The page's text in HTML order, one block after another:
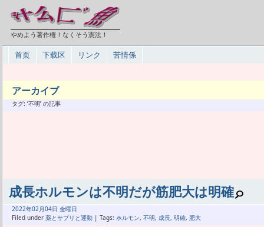
やめよう著作権！なくそう憲法！
首页 下载区 リンク 苦情係
アーカイブ
タグ: ‘不明’ の記事
成長ホルモンは不明だが筋肥大は明確
2022年02月04日 金曜日
Filed under 薬とサプリと運動 | Tags: ホルモン, 不明, 成長, 明確, 肥大